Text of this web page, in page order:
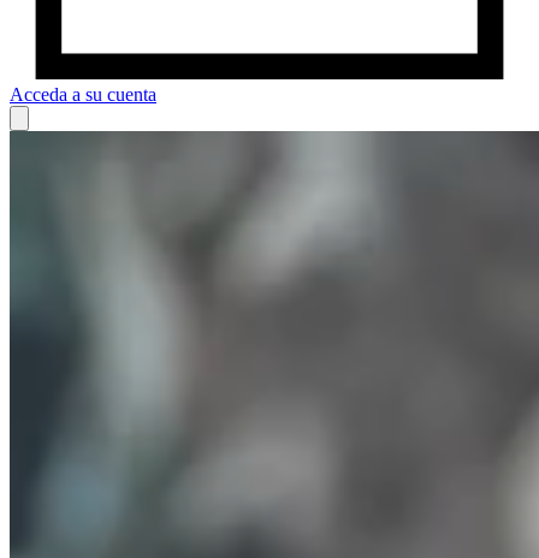
Acceda a su cuenta